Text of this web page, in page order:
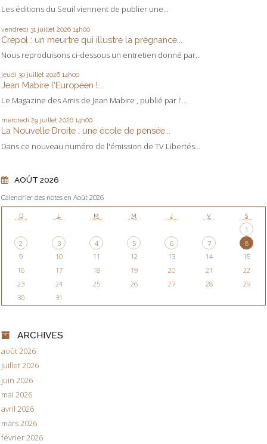
Les éditions du Seuil viennent de publier une...
vendredi 31 juillet 2026 14h00
Crépol : un meurtre qui illustre la prégnance...
Nous reproduisons ci-dessous un entretien donné par...
jeudi 30 juillet 2026 14h00
Jean Mabire l'Européen !...
Le Magazine des Amis de Jean Mabire , publié par l'...
mercredi 29 juillet 2026 14h00
La Nouvelle Droite : une école de pensée...
Dans ce nouveau numéro de l'émission de TV Libertés...
AOÛT 2026
Calendrier des notes en Août 2026
D L M M J V S
1
2
3 4 5 6 7
8
9
10 11 12 13 14
15
16
17 18 19 20 21
22
23
24 25 26 27 28
29
30
31
ARCHIVES
août 2026
juillet 2026
juin 2026
mai 2026
avril 2026
mars 2026
février 2026